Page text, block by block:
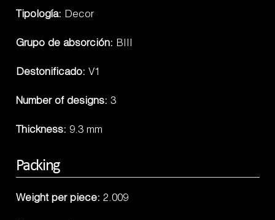
Tipología: Decor
Grupo de absorción: BIII
Destonificado: V1
Number of designs: 3
Thickness: 9.3 mm
Packing
Weight per piece: 2.009